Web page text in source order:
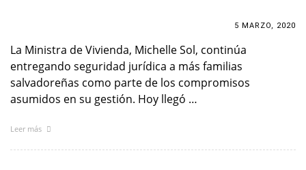
5 MARZO, 2020
La Ministra de Vivienda, Michelle Sol, continúa
entregando seguridad jurídica a más familias
salvadoreñas como parte de los compromisos
asumidos en su gestión. Hoy llegó …
Leer más